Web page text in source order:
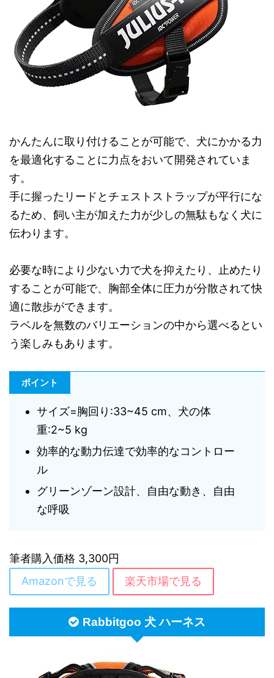
かんたんに取り付けることが可能で、犬にかかる力
を最適化することに力点をおいて開発されていま
す。
手に握ったリードとチェストストラップが平行にな
るため、飼い主が加えた力が少しの無駄もなく犬に
伝わります。
必要な時により少ない力で犬を抑えたり、止めたり
することが可能で、胸部全体に圧力が分散されて快
適に散歩ができます。
ラベルを無数のバリエーションの中から選べるとい
う楽しみもあります。
ポイント
サイズ=胸回り:33~45 cm、犬の体
重:2~5 kg
効率的な動力伝達で効率的なコントロー
ル
グリーンゾーン設計、自由な動き、自由
な呼吸
筆者購入価格 3,300円
Amazonで見る
楽天市場で見る
Rabbitgoo 犬 ハーネス